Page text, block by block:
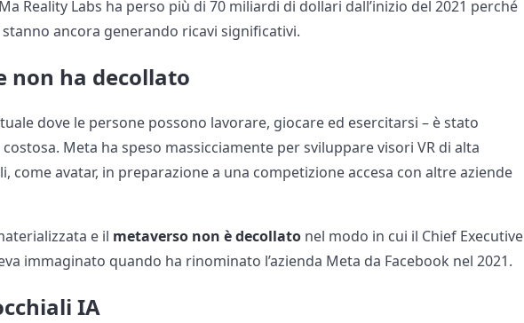
Reality Labs ha perso più di 70 miliardi di dollari dall’inizio del 2021 perché
ancora generando ricavi significativi.
non ha decollato
dove le persone possono lavorare, giocare ed esercitarsi – è stato
Meta ha speso massicciamente per sviluppare visori VR di alta
come avatar, in preparazione a una competizione accesa con altre aziende
e il metaverso non è decollato nel modo in cui il Chief Executive
immaginato quando ha rinominato l’azienda Meta da Facebook nel 2021.
IA